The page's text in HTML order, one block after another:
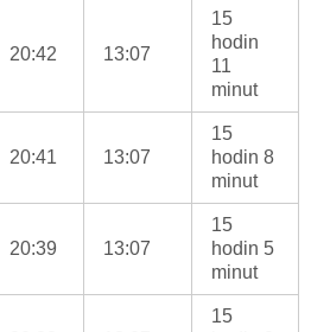
20:42 13:07
15
hodin
11
minut
20:41 13:07
15
hodin 8
minut
20:39 13:07
15
hodin 5
minut
15